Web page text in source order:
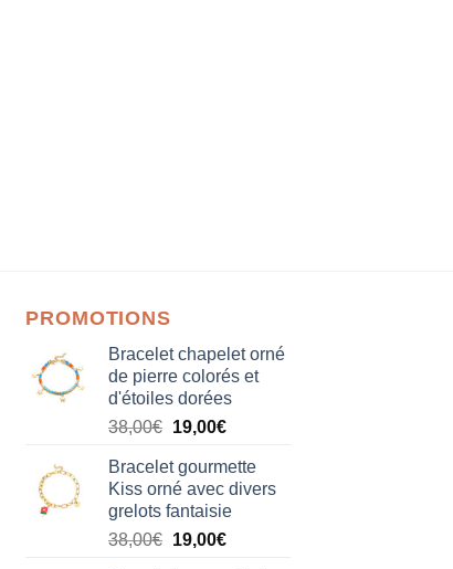
PROMOTIONS
Bracelet chapelet orné
de pierre colorés et
d'étoiles dorées
38,00€ Le
initial
était :
38,00€.
19,00€Le
actuel
est :
19,00€.
Bracelet gourmette
Kiss orné avec divers
grelots fantaisie
38,00€ Le
19,00€Le